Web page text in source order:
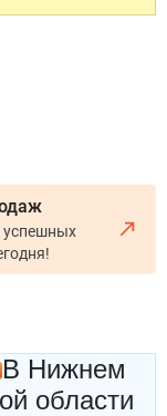
успешных
больше уже сегодня!
В Нижнем
области